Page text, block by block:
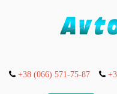
+38 (066) 571-75-87